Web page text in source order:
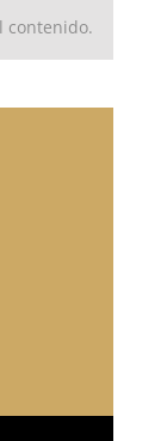
contenido.